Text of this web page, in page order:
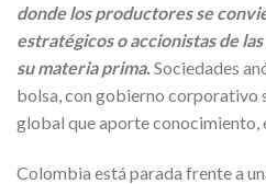
donde los productores se
estratégicos o accionistas de
su materia prima. Sociedades
bolsa, con gobierno corporativo
global que aporte conocimiento,
Colombia está parada frente a